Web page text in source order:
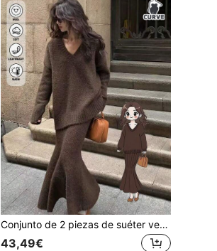
Conjunto de 2 piezas de suéter versátil y de moda para mujer, incluye un top de punto de manga larga con cuello en V color marrón y una falda larga de sirena, ideal conjunto de suéter de unicolor elegante para otoño/invierno, adecuado para salidas, Día de San Valentín, fiestas de Navidad y otras ocasiones.
43,49€